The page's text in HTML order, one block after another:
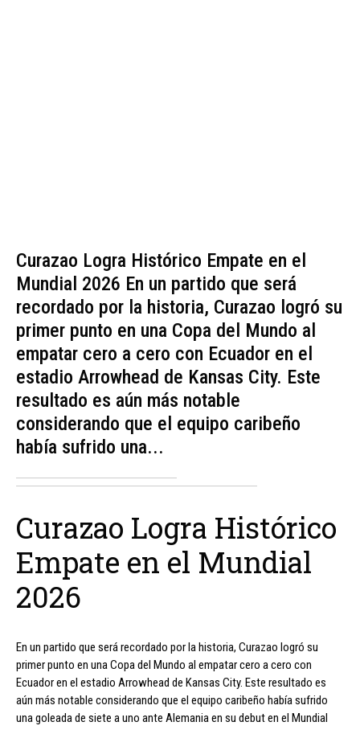
Curazao Logra Histórico Empate en el
Mundial 2026 En un partido que será
recordado por la historia, Curazao logró su
primer punto en una Copa del Mundo al
empatar cero a cero con Ecuador en el
estadio Arrowhead de Kansas City. Este
resultado es aún más notable
considerando que el equipo caribeño
había sufrido una...
Curazao Logra Histórico
Empate en el Mundial
2026
En un partido que será recordado por la historia, Curazao logró su
primer punto en una Copa del Mundo al empatar cero a cero con
Ecuador en el estadio Arrowhead de Kansas City. Este resultado es
aún más notable considerando que el equipo caribeño había sufrido
una goleada de siete a uno ante Alemania en su debut en el Mundial